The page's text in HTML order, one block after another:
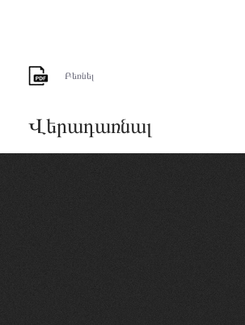
Բեռնել
Վերադառնալ